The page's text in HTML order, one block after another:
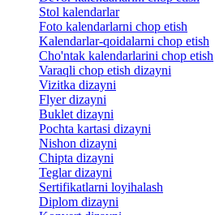
Stol kalendarlar
Foto kalendarlarni chop etish
Kalendarlar-qoidalarni chop etish
Cho'ntak kalendarlarini chop etish
Varaqli chop etish dizayni
Vizitka dizayni
Flyer dizayni
Buklet dizayni
Pochta kartasi dizayni
Nishon dizayni
Chipta dizayni
Teglar dizayni
Sertifikatlarni loyihalash
Diplom dizayni